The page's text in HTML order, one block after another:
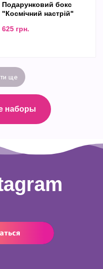
Подарунковий бокс
"Космічний настрій"
625 грн.
ще
наборы